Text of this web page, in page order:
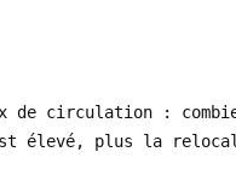
circulation :
élevé, plus la